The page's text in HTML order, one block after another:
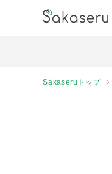
Sakaseruトップ